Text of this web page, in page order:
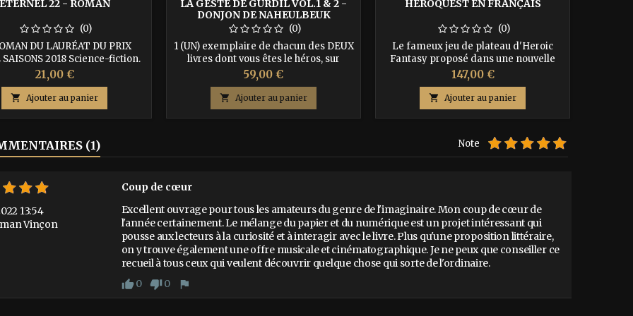
ETERNEL 22 - ROMAN
(0)
DU LAURÉAT DU PRIX
2018 Science-fiction.
portes de l’infini s’ouvrent à
lors d’un premier contact
dodécaèdre dont l’origine, liée
de notre espace-
se mêle à celle de nos récits
Yvan Barbedette
Prix
21,00 €
 Ajouter au panier
LA GESTE DE GURDIL VOL.1 & 2 -
DONJON DE NAHEULBEUK
(0)
1 (UN) exemplaire de chacun des DEUX
livres dont vous êtes le héros, sur
papier de qualité, cousu, avec
couverture au lettrage doré. Vous
recevrez en + 3 marques pages qui
vous sauveront la vie, la "pièce d'or", et
un set de 3 dés spéciaux exclusifs
section DOCUMENTS
Prix
59,00 €
 Ajouter au panier
HEROQUEST EN FRANÇAIS
(0)
Le fameux jeu de plateau d'Heroic
Fantasy proposé dans une nouvelle
belle grosse boîte bien lourde (plus de
3 kg), EN FRANCAIS, remplie de
superbes figurines. Jusqu'à 4 joueurs et
un Maître de Jeu. Fourni avec 14 quêtes
à la difficulté progressive. Frais de
port pour la France : 1 euro seulement.
VOIR DESCRIPTION COMPLETE PLUS
BAS.
Prix
147,00 €
 Ajouter au panier
(1) Note
13:54
Vinçon
Coup de cœur
Excellent ouvrage pour tous les amateurs du genre de l'imaginaire. Mon coup de cœur de
l'année certainement. Le mélange du papier et du numérique est un projet intéressant qui
pousse aux lecteurs à la curiosité et à interagir avec le livre. Plus qu'une proposition littéraire,
on y trouve également une offre musicale et cinématographique. Je ne peux que conseiller ce
recueil à tous ceux qui veulent découvrir quelque chose qui sorte de l'ordinaire.
thumb_up0 thumb_down0 flag